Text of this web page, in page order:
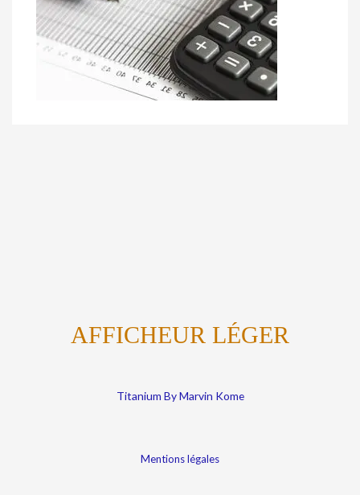
AFFICHEUR LÉGER
Titanium By Marvin Kome
Mentions légales